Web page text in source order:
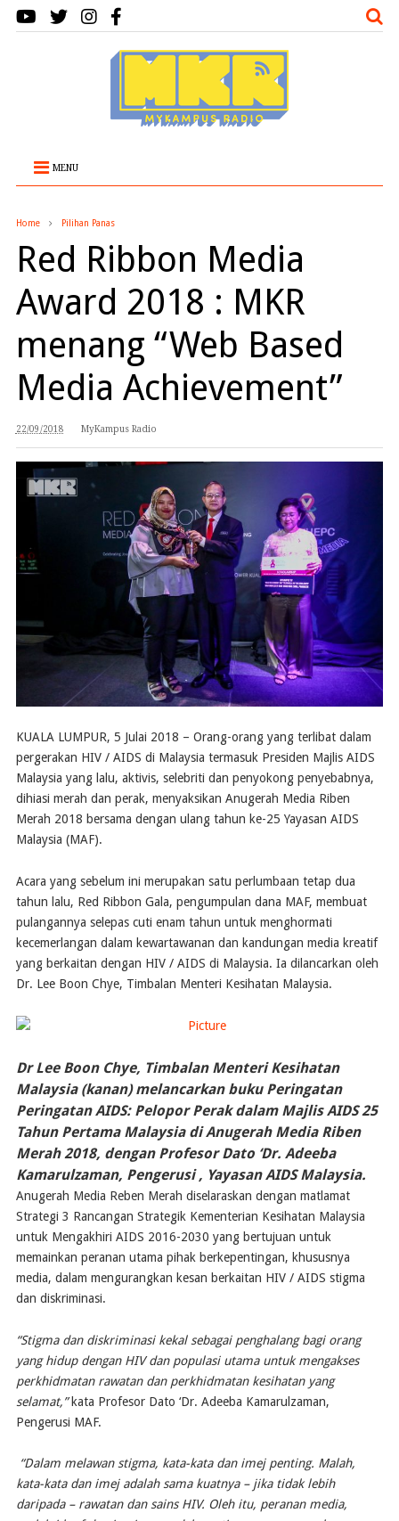
MENU
Home Pilihan Panas
Red Ribbon Media
Award 2018 : MKR
menang “Web Based
Media Achievement”
22/09/2018 MyKampus Radio
KUALA LUMPUR, 5 Julai 2018 – Orang-orang yang terlibat dalam
pergerakan HIV / AIDS di Malaysia termasuk Presiden Majlis AIDS
Malaysia yang lalu, aktivis, selebriti dan penyokong penyebabnya,
dihiasi merah dan perak, menyaksikan Anugerah Media Riben
Merah 2018 bersama dengan ulang tahun ke-25 Yayasan AIDS
Malaysia (MAF).
Acara yang sebelum ini merupakan satu perlumbaan tetap dua
tahun lalu, Red Ribbon Gala, pengumpulan dana MAF, membuat
pulangannya selepas cuti enam tahun untuk menghormati
kecemerlangan dalam kewartawanan dan kandungan media kreatif
yang berkaitan dengan HIV / AIDS di Malaysia. Ia dilancarkan oleh
Dr. Lee Boon Chye, Timbalan Menteri Kesihatan Malaysia.
Dr Lee Boon Chye, Timbalan Menteri Kesihatan
Malaysia (kanan) melancarkan buku Peringatan
Peringatan AIDS: Pelopor Perak dalam Majlis AIDS 25
Tahun Pertama Malaysia di Anugerah Media Riben
Merah 2018, dengan Profesor Dato ‘Dr. Adeeba
Kamarulzaman, Pengerusi , Yayasan AIDS Malaysia.
​Anugerah Media Reben Merah diselaraskan dengan matlamat
Strategi 3 Rancangan Strategik Kementerian Kesihatan Malaysia
untuk Mengakhiri AIDS 2016-2030 yang bertujuan untuk
memainkan peranan utama pihak berkepentingan, khususnya
media, dalam mengurangkan kesan berkaitan HIV / AIDS stigma
dan diskriminasi.
“Stigma dan diskriminasi kekal sebagai penghalang bagi orang
yang hidup dengan HIV dan populasi utama untuk mengakses
perkhidmatan rawatan dan perkhidmatan kesihatan yang
selamat,”kata Profesor Dato ‘Dr. Adeeba Kamarulzaman,
Pengerusi MAF.
“Dalam melawan stigma, kata-kata dan imej penting. Malah,
kata-kata dan imej adalah sama kuatnya – jika tidak lebih
daripada – rawatan dan sains HIV. Oleh itu, peranan media,